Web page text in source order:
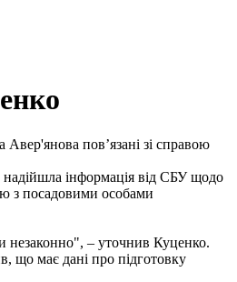
Авер'янова пов’язані зі справою
надійшла інформація від СБУ щодо
з посадовими особами
незаконно", – уточнив Куценко.
що має дані про підготовку